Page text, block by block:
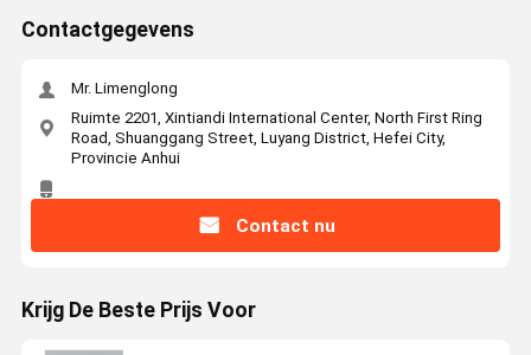
Contactgegevens
Mr. Limenglong
Ruimte 2201, Xintiandi International Center, North First Ring
Road, Shuanggang Street, Luyang District, Hefei City,
Provincie Anhui
Contact nu
Krijg De Beste Prijs Voor